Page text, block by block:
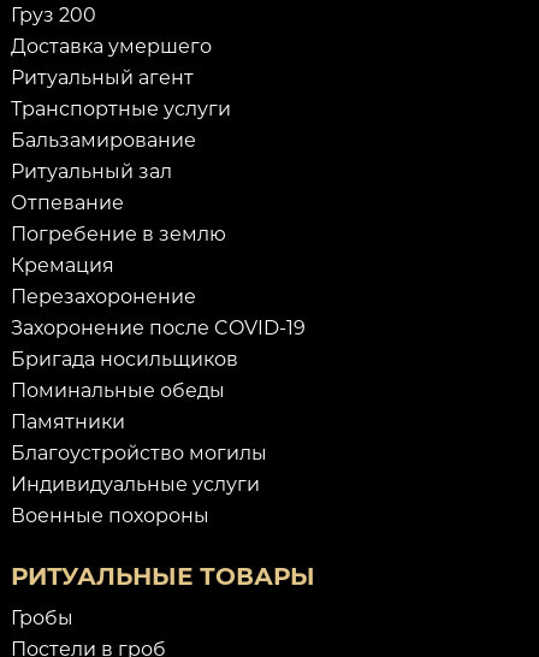
Груз 200
Доставка умершего
Ритуальный агент
Транспортные услуги
Бальзамирование
Ритуальный зал
Отпевание
Погребение в землю
Кремация
Перезахоронение
Захоронение после COVID-19
Бригада носильщиков
Поминальные обеды
Памятники
Благоустройство могилы
Индивидуальные услуги
Военные похороны
РИТУАЛЬНЫЕ ТОВАРЫ
Гробы
Постели в гроб